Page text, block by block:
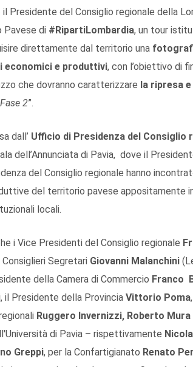
Presidente del Consiglio regionale della
Pavese di #RipartiLombardia, un tour
direttamente dal territorio una
economici e produttivi, con l’obiettivo di
che dovranno caratterizzare la ripresa
Fase 2”.
dall’ Ufficio di Presidenza del Consiglio
dell’Annunciata di Pavia, dove il
del Consiglio regionale hanno
del territorio pavese appositamente
locali.
i Vice Presidenti del Consiglio regionale
Consiglieri Segretari Giovanni Malanchini
della Camera di Commercio Franco
, il Presidente della Provincia Vittorio Poma
Ruggero Invernizzi, Roberto
di Pavia – rispettivamente
Greppi, per la Confartigianato Renato